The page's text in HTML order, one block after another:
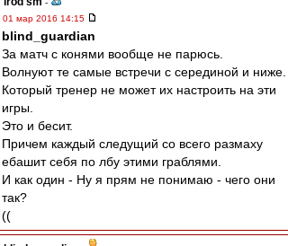
-
01 мар 2016 14:15
blind_guardian
За матч с конями вообще не парюсь.
Волнуют те самые встречи с серединой и ниже.
Который тренер не может их настроить на эти
игры.
Это и бесит.
Причем каждый следущий со всего размаху
ебашит себя по лбу этими граблями.
И как один - Ну я прям не понимаю - чего они
так?
((